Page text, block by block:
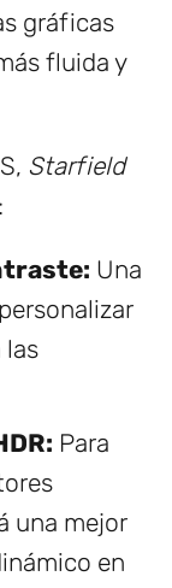
gráficas
fluida y
Starfield
Una
las
Para
una mejor
en